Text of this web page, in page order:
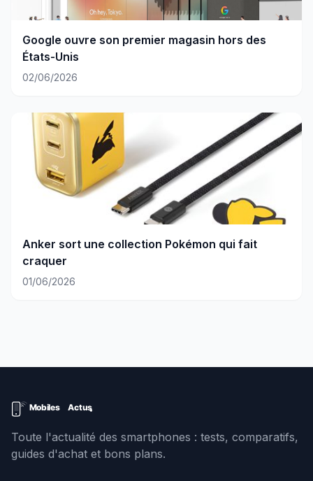
Google ouvre son premier magasin hors des
États-Unis
02/06/2026
Anker sort une collection Pokémon qui fait
craquer
01/06/2026
Toute l'actualité des smartphones : tests, comparatifs,
guides d'achat et bons plans.